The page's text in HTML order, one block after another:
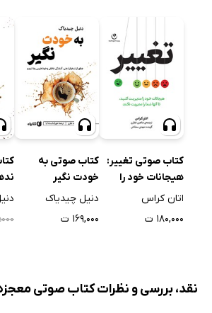
کتاب صوتی تغییر:
هیجانات خود را
مدیریت کنید تا
نکنند
اتان کراس
۱۸۰,۰۰۰ ت
کتاب صوتی به
خودت نگیر
دنیل چیدیاک
۱۶۹,۰۰۰ ت
نقد، بررسی و نظرات کتاب صوتی